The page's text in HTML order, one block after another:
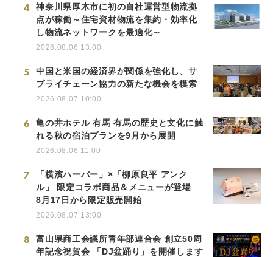
4
神奈川県厚木市に初の自社運営型物流拠
点が稼働～住宅資材物流を集約・効率化
し物流ネットワークを最適化～
2026.08.06 13:00
5
中国と米国の経済界が関係を強化し、サ
プライチェーン協力の新たな機会を模索
2026.08.07 10:00
6
亀の井ホテル 有馬 有馬の歴史と文化に触
れる秋の宿泊プランを9月から展開
2026.08.06 11:00
7
「横濱ハーバー」×「柳原良平 アンク
ル」 限定コラボ商品＆メニューが登場
8月17日から限定販売開始
2026.08.07 13:00
8
富山県商工会議所青年部連合会 創立50周
年記念祝賀会 「DJ盆踊り」を開催します